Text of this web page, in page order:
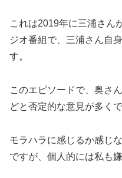
これは2019年に三浦さん
ジオ番組で、三浦さん自
す。
このエピソードで、奥さ
どと否定的な意見が多くで
モラハラに感じるか感じ
ですが、個人的には私も